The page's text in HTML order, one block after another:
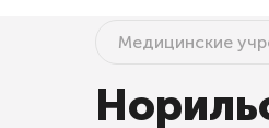
Медицинские